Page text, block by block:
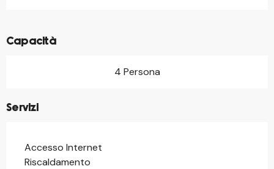
Capacità
4 Persona
Servizi
Accesso Internet
Riscaldamento